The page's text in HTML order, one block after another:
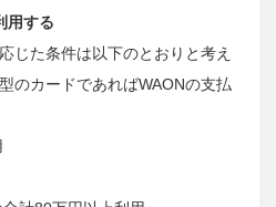
用する
じた条件は以下のとおりと考え
のカードであればWAONの支払